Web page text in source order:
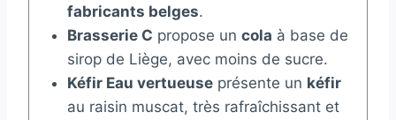
fabricants belges.
Brasserie C propose un cola à base de
sirop de Liège, avec moins de sucre.
Kéfir Eau vertueuseprésente un kéfir
au raisin muscat, très rafraîchissant et